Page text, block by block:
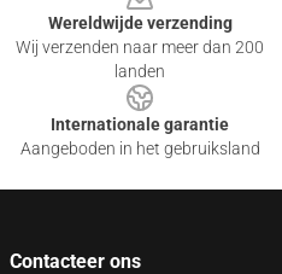
Wereldwijde verzending
Wij verzenden naar meer dan 200
landen
Internationale garantie
Aangeboden in het gebruiksland
Contacteer ons